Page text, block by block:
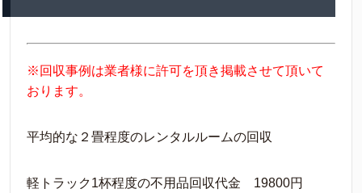
※回収事例は業者様に許可を頂き掲載させて頂いて
おります。
平均的な２畳程度のレンタルルームの回収
軽トラック1杯程度の不用品回収代金 19800円